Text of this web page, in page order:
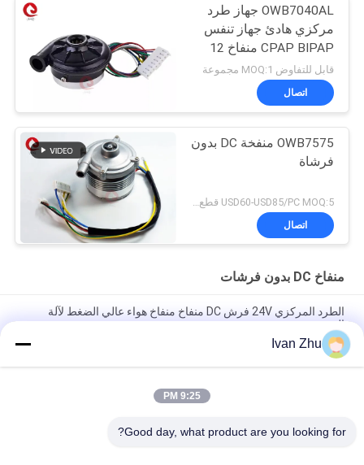
OWB7040AL جهاز طرد
مركزي هادئ جهاز تنفس
CPAP BIPAP منفاخ 12
فولت 24VDC
قابل للتفاوض MOQ:1 مجموعة
اتصال
OWB7575 منفخة DC بدون
فرشاة
USD60-USD85/PC MOQ:5 قطع (عينة متاحة)
اتصال
منفاخ DC بدون فرشات
الطرد المركزي 24V فرش DC منفاخ منفاخ هواء عالي الضغط لآلة
التعبئة
24VDC 10.5Kpa 33M3 / H BLDC Motor Fans Greenhouse Air
Circulation Blower
مصغرة 24 فولت تكييف الهواء cfm فرش العاصمة منفاخ الألومنيوم
Ivan Zhu
9:25 PM
Good day, what product are you looking for?